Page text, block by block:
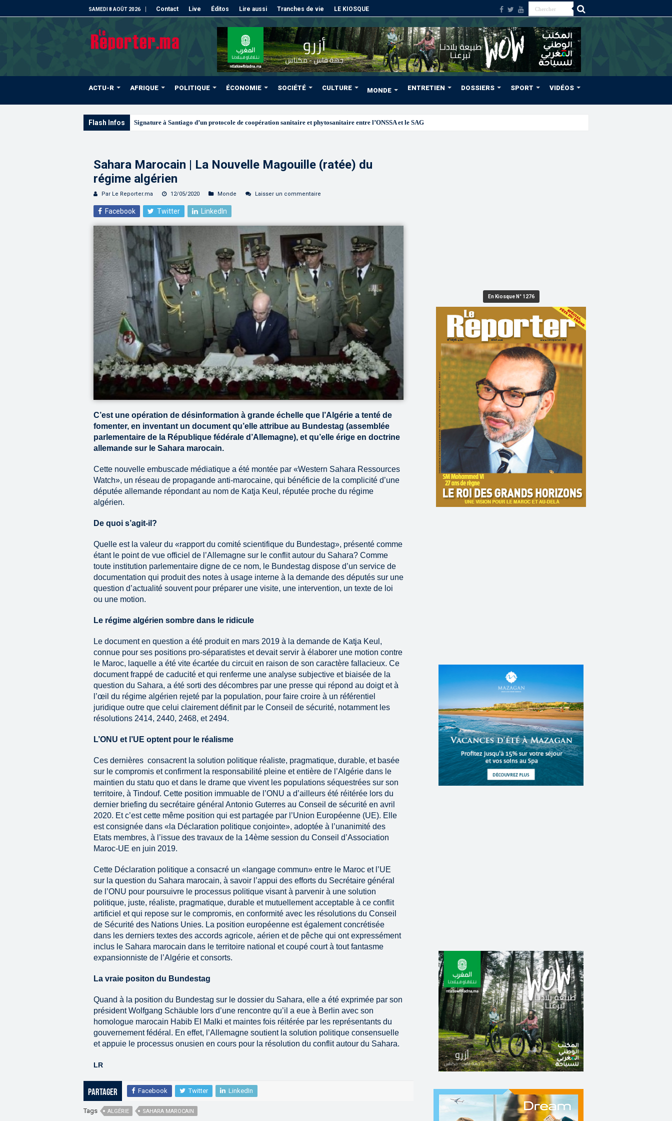
SAMEDI 8 AOÛT 2026 Contact Live Éditos Lire aussi Tranches de vie LE KIOSQUE
ACTU-R AFRIQUE POLITIQUE ÉCONOMIE SOCIÉTÉ CULTURE MONDE ENTRETIEN DOSSIERS SPORT VIDÉOS
Flash Infos Les CRI mobilisés du
Sahara Marocain | La Nouvelle Magouille (ratée) du
régime algérien
Par Le Reporter.ma 12/05/2020 Monde Laisser un commentaire
Facebook Twitter LinkedIn
C’est une opération de désinformation à grande échelle que l’Algérie a tenté de
fomenter, en inventant un document qu’elle attribue au Bundestag (assemblée
parlementaire de la République fédérale d’Allemagne), et qu’elle érige en doctrine
allemande sur le Sahara marocain.
Cette nouvelle embuscade médiatique a été montée par «Western Sahara Ressources
Watch», un réseau de propagande anti-marocaine, qui bénéficie de la complicité d’une
députée allemande répondant au nom de Katja Keul, réputée proche du régime
algérien.
De quoi s’agit-il?
Quelle est la valeur du «rapport du comité scientifique du Bundestag», présenté comme
étant le point de vue officiel de l’Allemagne sur le conflit autour du Sahara? Comme
toute institution parlementaire digne de ce nom, le Bundestag dispose d’un service de
documentation qui produit des notes à usage interne à la demande des députés sur une
question d’actualité souvent pour préparer une visite, une intervention, un texte de loi
ou une motion.
Le régime algérien sombre dans le ridicule
Le document en question a été produit en mars 2019 à la demande de Katja Keul,
connue pour ses positions pro-séparatistes et devait servir à élaborer une motion contre
le Maroc, laquelle a été vite écartée du circuit en raison de son caractère fallacieux. Ce
document frappé de caducité et qui renferme une analyse subjective et biaisée de la
question du Sahara, a été sorti des décombres par une presse qui répond au doigt et à
l’œil du régime algérien rejeté par la population, pour faire croire à un référentiel
juridique outre que celui clairement définit par le Conseil de sécurité, notamment les
résolutions 2414, 2440, 2468, et 2494.
L’ONU et l’UE optent pour le réalisme
Ces dernières consacrent la solution politique réaliste, pragmatique, durable, et basée
sur le compromis et confirment la responsabilité pleine et entière de l’Algérie dans le
maintien du statu quo et dans le drame que vivent les populations séquestrées sur son
territoire, à Tindouf. Cette position immuable de l’ONU a d’ailleurs été réitérée lors du
dernier briefing du secrétaire général Antonio Guterres au Conseil de sécurité en avril
2020. Et c’est cette même position qui est partagée par l’Union Européenne (UE). Elle
est consignée dans «la Déclaration politique conjointe», adoptée à l’unanimité des
Etats membres, à l’issue des travaux de la 14ème session du Conseil d’Association
Maroc-UE en juin 2019.
Cette Déclaration politique a consacré un «langage commun» entre le Maroc et l’UE
sur la question du Sahara marocain, à savoir l’appui des efforts du Secrétaire général
de l’ONU pour poursuivre le processus politique visant à parvenir à une solution
politique, juste, réaliste, pragmatique, durable et mutuellement acceptable à ce conflit
artificiel et qui repose sur le compromis, en conformité avec les résolutions du Conseil
de Sécurité des Nations Unies. La position européenne est également concrétisée
dans les derniers textes des accords agricole, aérien et de pêche qui ont expressément
inclus le Sahara marocain dans le territoire national et coupé court à tout fantasme
expansionniste de l’Algérie et consorts.
La vraie positon du Bundestag
Quand à la position du Bundestag sur le dossier du Sahara, elle a été exprimée par son
président Wolfgang Schäuble lors d’une rencontre qu’il a eue à Berlin avec son
homologue marocain Habib El Malki et maintes fois réitérée par les représentants du
gouvernement fédéral. En effet, l’Allemagne soutient la solution politique consensuelle
et appuie le processus onusien en cours pour la résolution du conflit autour du Sahara.
LR
Partager Facebook Twitter LinkedIn
Tags ALGÉRIE SAHARA MAROCAIN
En Kiosque N° 1276